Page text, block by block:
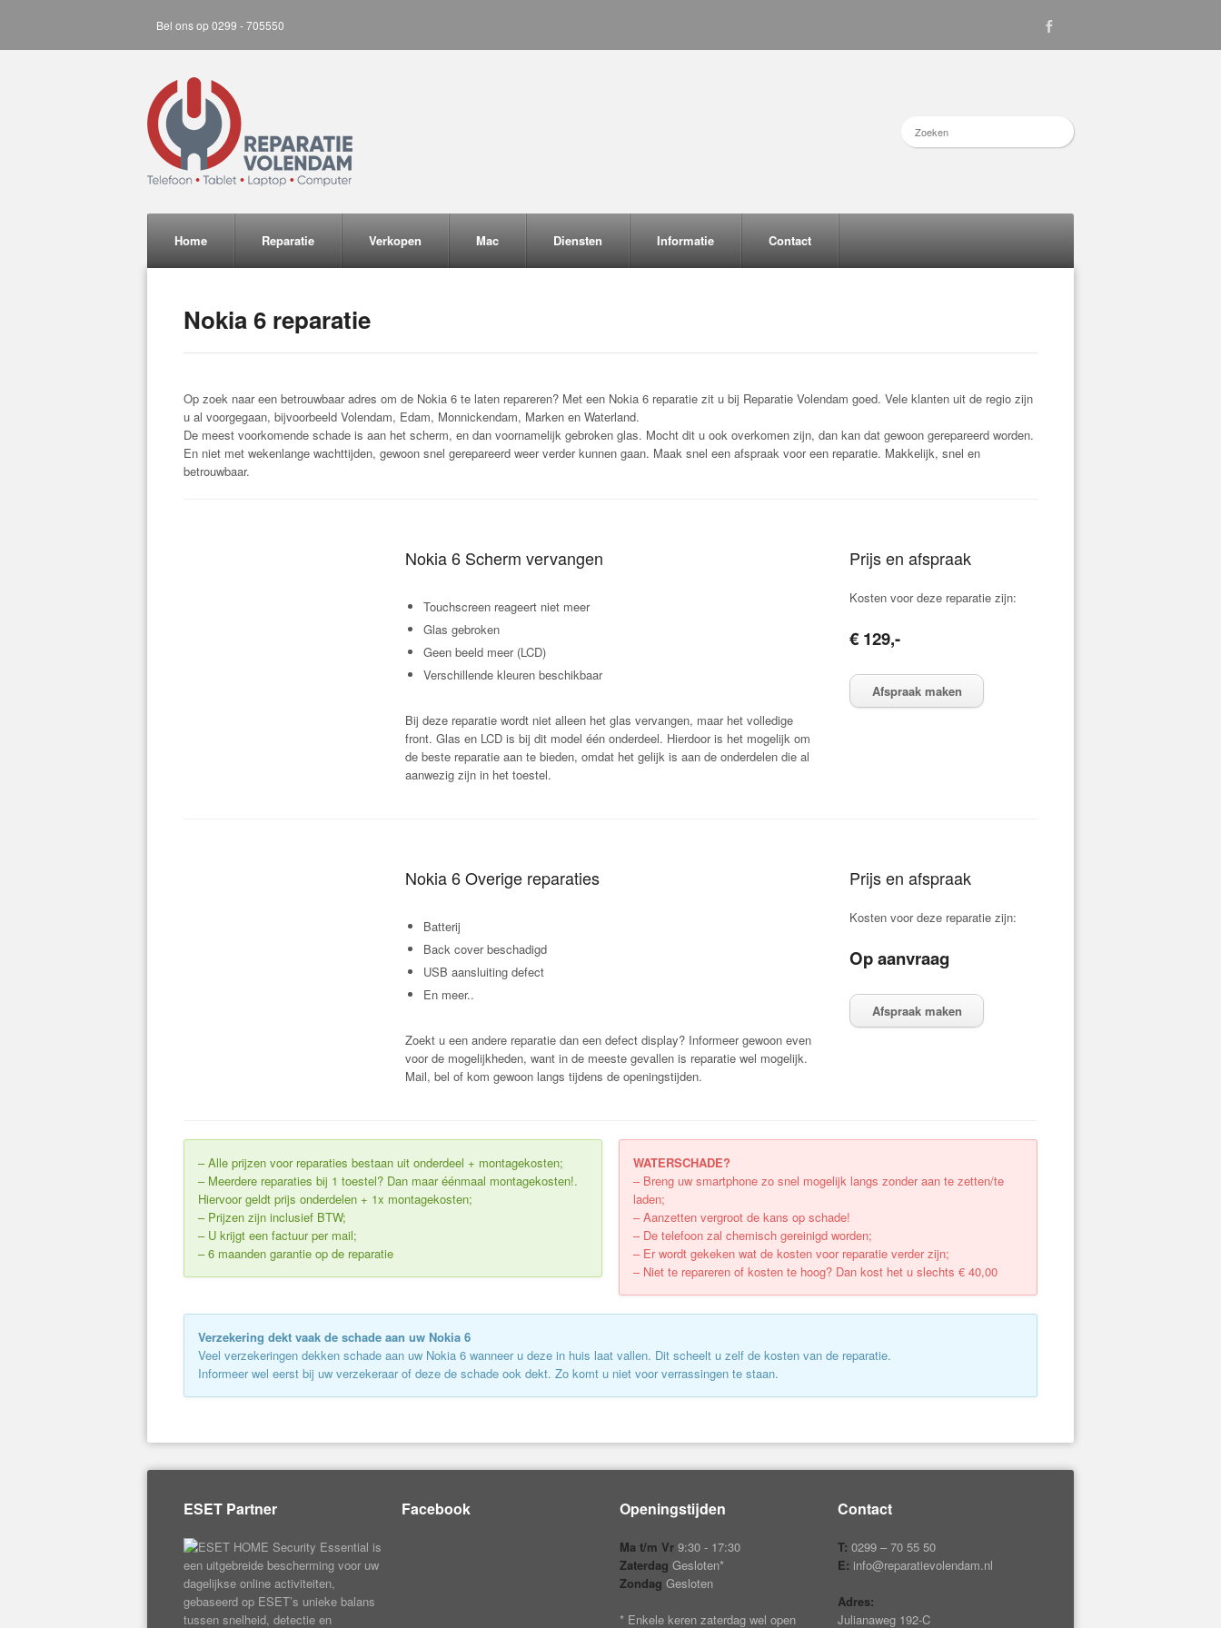
Bel ons op 0299 - 705550
Home Reparatie Verkopen Mac Diensten Informatie Contact
Nokia 6 reparatie
Op zoek naar een betrouwbaar adres om de Nokia 6 te laten repareren? Met een Nokia 6 reparatie zit u bij Reparatie Volendam goed. Vele klanten uit de regio zijn
u al voorgegaan, bijvoorbeeld Volendam, Edam, Monnickendam, Marken en Waterland.
De meest voorkomende schade is aan het scherm, en dan voornamelijk gebroken glas. Mocht dit u ook overkomen zijn, dan kan dat gewoon gerepareerd worden.
En niet met wekenlange wachttijden, gewoon snel gerepareerd weer verder kunnen gaan. Maak snel een afspraak voor een reparatie. Makkelijk, snel en
betrouwbaar.
Nokia 6 Scherm vervangen
Touchscreen reageert niet meer
Glas gebroken
Geen beeld meer (LCD)
Verschillende kleuren beschikbaar
Bij deze reparatie wordt niet alleen het glas vervangen, maar het volledige
front. Glas en LCD is bij dit model één onderdeel. Hierdoor is het mogelijk om
de beste reparatie aan te bieden, omdat het gelijk is aan de onderdelen die al
aanwezig zijn in het toestel.
Prijs en afspraak
Kosten voor deze reparatie zijn:
€ 129,-
Afspraak maken
Nokia 6 Overige reparaties
Batterij
Back cover beschadigd
USB aansluiting defect
En meer..
Zoekt u een andere reparatie dan een defect display? Informeer gewoon even
voor de mogelijkheden, want in de meeste gevallen is reparatie wel mogelijk.
Mail, bel of kom gewoon langs tijdens de openingstijden.
Prijs en afspraak
Kosten voor deze reparatie zijn:
Op aanvraag
Afspraak maken
– Alle prijzen voor reparaties bestaan uit onderdeel + montagekosten;
– Meerdere reparaties bij 1 toestel? Dan maar éénmaal montagekosten!.
Hiervoor geldt prijs onderdelen + 1x montagekosten;
– Prijzen zijn inclusief BTW;
– U krijgt een factuur per mail;
– 6 maanden garantie op de reparatie
WATERSCHADE?
– Breng uw smartphone zo snel mogelijk langs zonder aan te zetten/te
laden;
– Aanzetten vergroot de kans op schade!
– De telefoon zal chemisch gereinigd worden;
– Er wordt gekeken wat de kosten voor reparatie verder zijn;
– Niet te repareren of kosten te hoog? Dan kost het u slechts € 40,00
Verzekering dekt vaak de schade aan uw Nokia 6
Veel verzekeringen dekken schade aan uw Nokia 6 wanneer u deze in huis laat vallen. Dit scheelt u zelf de kosten van de reparatie.
Informeer wel eerst bij uw verzekeraar of deze de schade ook dekt. Zo komt u niet voor verrassingen te staan.
ESET Partner Facebook Openingstijden
Ma t/m Vr 9:30 - 17:30
Zaterdag Gesloten*
Zondag Gesloten
* Enkele keren zaterdag wel open
Contact
T: 0299 – 70 55 50
E: info@reparatievolendam.nl
Adres:
Julianaweg 192-C